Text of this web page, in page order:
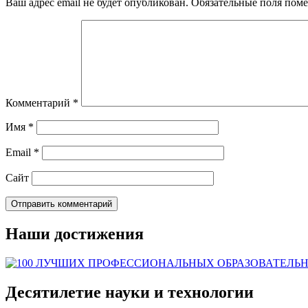
Ваш адрес email не будет опубликован. Обязательные поля
Комментарий *
Имя *
Email *
Сайт
Наши достижения
Десятилетие науки и технологии